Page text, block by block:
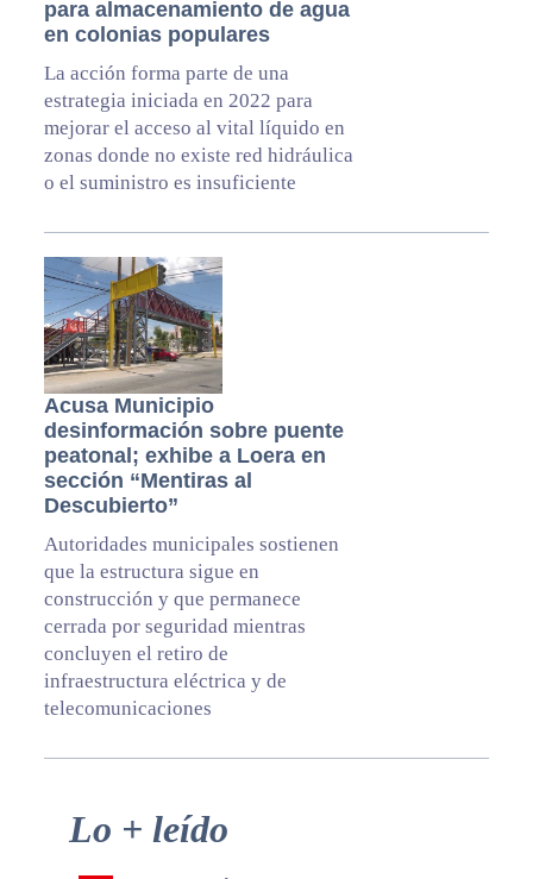
para almacenamiento de agua
en colonias populares
La acción forma parte de una
estrategia iniciada en 2022 para
mejorar el acceso al vital líquido en
zonas donde no existe red hidráulica
o el suministro es insuficiente
Acusa Municipio
desinformación sobre puente
peatonal; exhibe a Loera en
sección “Mentiras al
Descubierto”
Autoridades municipales sostienen
que la estructura sigue en
construcción y que permanece
cerrada por seguridad mientras
concluyen el retiro de
infraestructura eléctrica y de
telecomunicaciones
Primary
Sidebar
Lo + leído